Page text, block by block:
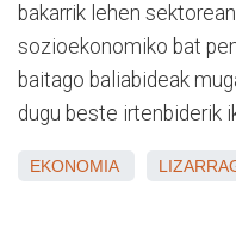
bakarrik lehen
sozioekonomiko bat
baitago baliabideak
dugu beste irtenbiderik
EKONOMIA